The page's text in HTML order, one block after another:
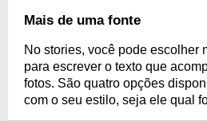
Mais de uma fonte
No stories, você pode escolher
para escrever o texto que
fotos. São quatro opções
com o seu estilo, seja ele qual